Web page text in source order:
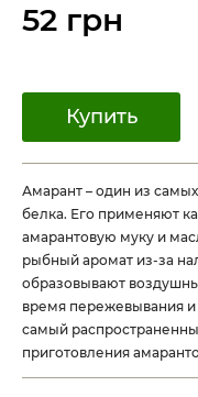
Амарант – один из
белка. Его применяют
амарантовую муку и
рыбный аромат из-за
образовывают
время пережевывания и
самый
приготовления
52 грн
Купить